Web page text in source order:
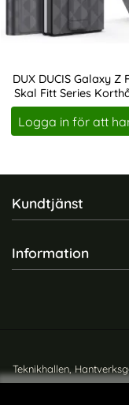
DUX DUCIS Galaxy Z
Skal Fitt Series
Grå
Art. nr 229705
Logga in för att
Sidfot
Kundtjänst
Information
Teknikhallen,